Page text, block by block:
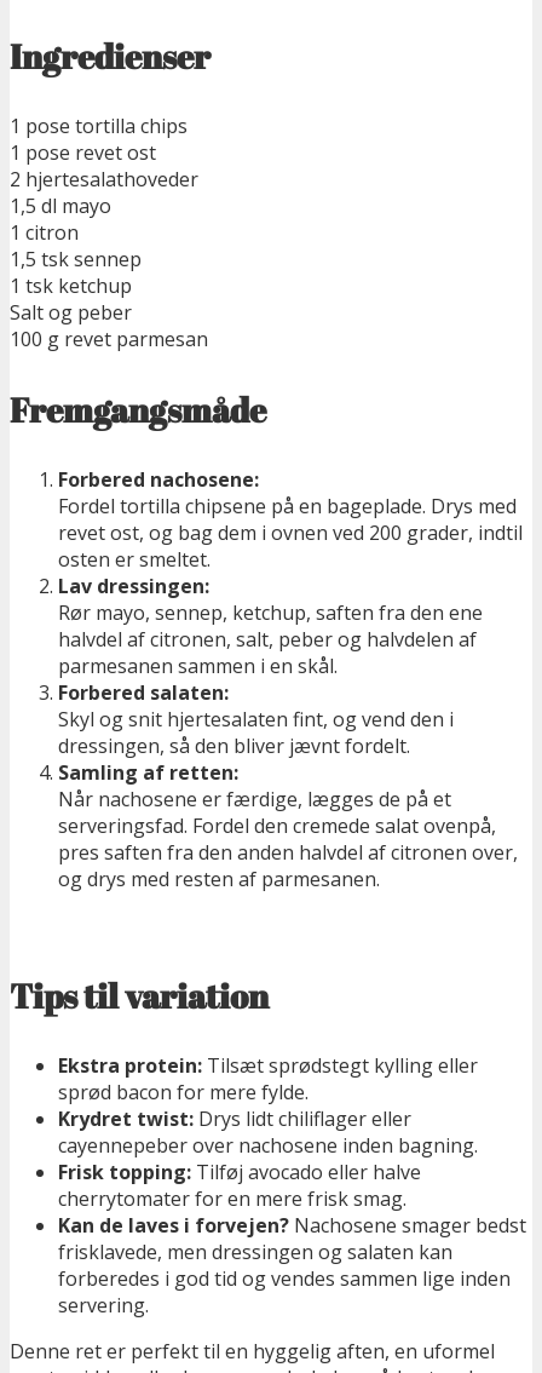
Ingredienser
1 pose tortilla chips
1 pose revet ost
2 hjertesalathoveder
1,5 dl mayo
1 citron
1,5 tsk sennep
1 tsk ketchup
Salt og peber
100 g revet parmesan
Fremgangsmåde
Forbered nachosene:
Fordel tortilla chipsene på en bageplade. Drys med
revet ost, og bag dem i ovnen ved 200 grader, indtil
osten er smeltet.
Lav dressingen:
Rør mayo, sennep, ketchup, saften fra den ene
halvdel af citronen, salt, peber og halvdelen af
parmesanen sammen i en skål.
Forbered salaten:
Skyl og snit hjertesalaten fint, og vend den i
dressingen, så den bliver jævnt fordelt.
Samling af retten:
Når nachosene er færdige, lægges de på et
serveringsfad. Fordel den cremede salat ovenpå,
pres saften fra den anden halvdel af citronen over,
og drys med resten af parmesanen.
Tips til variation
Ekstra protein: Tilsæt sprødstegt kylling eller
sprød bacon for mere fylde.
Krydret twist: Drys lidt chiliflager eller
cayennepeber over nachosene inden bagning.
Frisk topping: Tilføj avocado eller halve
cherrytomater for en mere frisk smag.
Kan de laves i forvejen? Nachosene smager bedst
frisklavede, men dressingen og salaten kan
forberedes i god tid og vendes sammen lige inden
servering.
Denne ret er perfekt til en hyggelig aften, en uformel